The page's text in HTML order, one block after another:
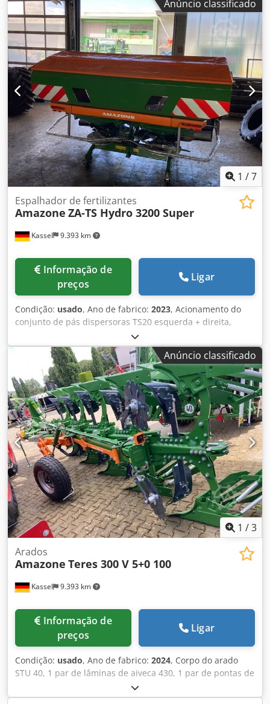
Anúncio classificado
1 /7
Kassel 9.393 km
Espalhador de fertilizantes
Amazone ZA-TS Hydro 3200 Super
preços
Ligar
Condição: usado, Ano de fabrico: 2023, Acionamento do
conjunto de pás dispersoras TS20 esquerda + direita,
acionamento hidráulico esquerda + direita com Auto TS e
FlowControl, disco principal esquerda + direita com
AutoTS, proteção de tubos, dispositivo de rolagem e
estacionamento articulado, iluminação de trabalho, sensor
de inclinação para sistema de pesagem, 16 unidades
EasyCheck. Dsdpfxet A Tzwe Aamjkr
Anúncio classificado
1 /3
Kassel 9.393 km
Arados
Amazone Teres 300 V 5+0 100
preços
Ligar
Condição: usado, Ano de fabrico: 2024, Corpo do arado
STU 40, 1 par de lâminas de aiveca 430, 1 par de pontas de
aiveca HD, 1 par de hastes de pré-corte para altura de
quadro 80 para proteção hidráulica contra sobrecarga,